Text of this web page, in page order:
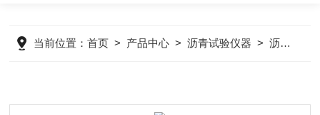
当前位置：首页 > 产品中心 >沥青试验仪器 >沥青路面横断面尺